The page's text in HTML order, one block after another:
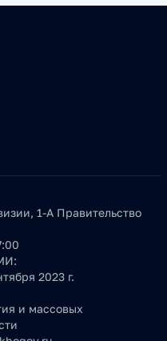
1-А Правительство
2023 г.
и массовых